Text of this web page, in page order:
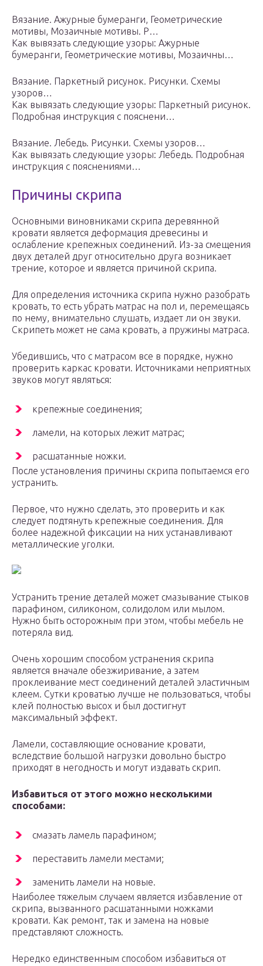
Вязание. Ажурные бумеранги, Геометрические
мотивы, Мозаичные мотивы. Р…
Как вывязать следующие узоры: Ажурные
бумеранги, Геометрические мотивы, Мозаичны…
Вязание. Паркетный рисунок. Рисунки. Схемы
узоров…
Как вывязать следующие узоры: Паркетный рисунок.
Подробная инструкция с пояснени…
Вязание. Лебедь. Рисунки. Схемы узоров…
Как вывязать следующие узоры: Лебедь. Подробная
инструкция с пояснениями…
Причины скрипа
Основными виновниками скрипа деревянной
кровати является деформация древесины и
ослабление крепежных соединений. Из-за смещения
двух деталей друг относительно друга возникает
трение, которое и является причиной скрипа.
Для определения источника скрипа нужно разобрать
кровать, то есть убрать матрас на пол и, перемещаясь
по нему, внимательно слушать, издает ли он звуки.
Скрипеть может не сама кровать, а пружины матраса.
Убедившись, что с матрасом все в порядке, нужно
проверить каркас кровати. Источниками неприятных
звуков могут являться:
крепежные соединения;
ламели, на которых лежит матрас;
расшатанные ножки.
После установления причины скрипа попытаемся его
устранить.
Первое, что нужно сделать, это проверить и как
следует подтянуть крепежные соединения. Для
более надежной фиксации на них устанавливают
металлические уголки.
Устранить трение деталей может смазывание стыков
парафином, силиконом, солидолом или мылом.
Нужно быть осторожным при этом, чтобы мебель не
потеряла вид.
Очень хорошим способом устранения скрипа
является вначале обезжиривание, а затем
проклеивание мест соединений деталей эластичным
клеем. Сутки кроватью лучше не пользоваться, чтобы
клей полностью высох и был достигнут
максимальный эффект.
Ламели, составляющие основание кровати,
вследствие большой нагрузки довольно быстро
приходят в негодность и могут издавать скрип.
Избавиться от этого можно несколькими
способами:
смазать ламель парафином;
переставить ламели местами;
заменить ламели на новые.
Наиболее тяжелым случаем является избавление от
скрипа, вызванного расшатанными ножками
кровати. Как ремонт, так и замена на новые
представляют сложность.
Нередко единственным способом избавиться от